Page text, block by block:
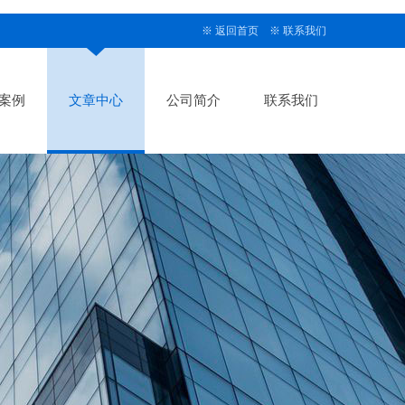
※ 返回首页 ※ 联系我们
例 文章中心 公司简介 联系我们